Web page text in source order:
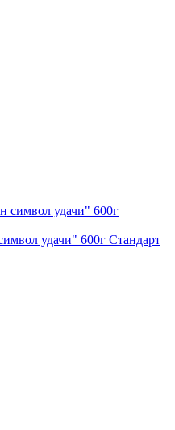
удачи" 600г Стандарт